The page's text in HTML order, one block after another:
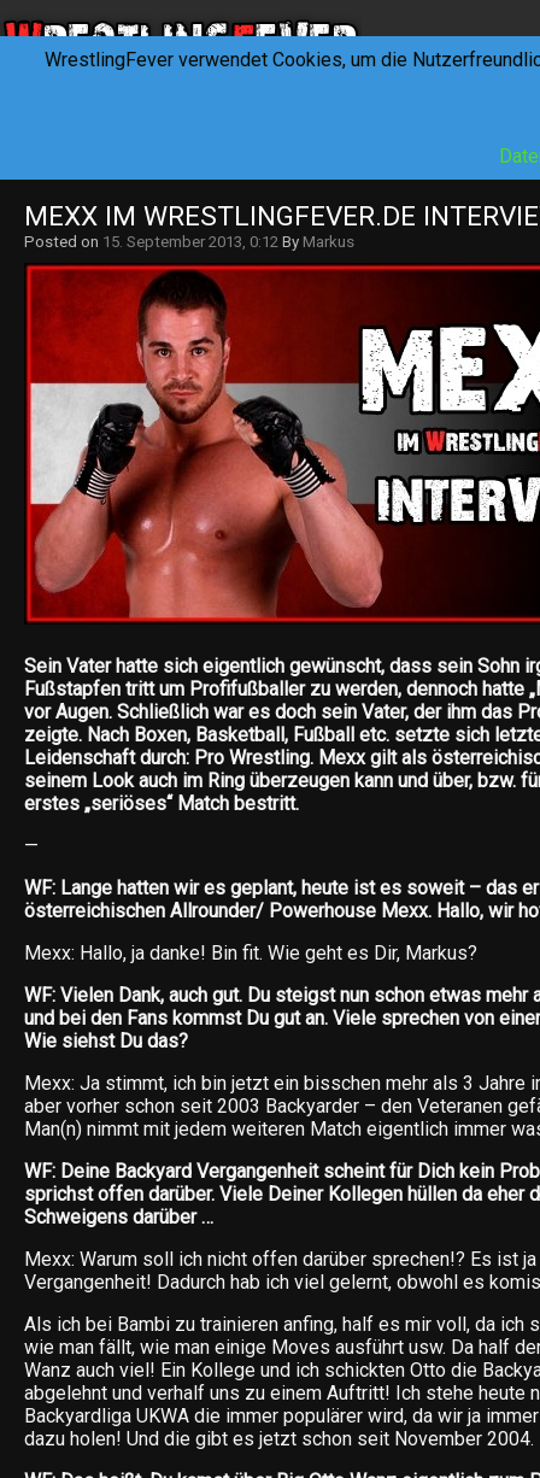
MEXX IM WRESTLINGFEVER.DE
Posted on 15. September 2013, 0:12 By Markus
Sein Vater hatte sich eigentlich gewünscht, dass sein Sohn
Fußstapfen tritt um Profifußballer zu werden, dennoch hatte
vor Augen. Schließlich war es doch sein Vater, der ihm das
zeigte. Nach Boxen, Basketball, Fußball etc. setzte sich
Leidenschaft durch: Pro Wrestling. Mexx gilt als
seinem Look auch im Ring überzeugen kann und über, bzw.
erstes „seriöses“ Match bestritt.
—
WF: Lange hatten wir es geplant, heute ist es soweit – das
österreichischen Allrounder/ Powerhouse Mexx. Hallo, wir
Mexx: Hallo, ja danke! Bin fit. Wie geht es Dir, Markus?
WF: Vielen Dank, auch gut. Du steigst nun schon etwas mehr
und bei den Fans kommst Du gut an. Viele sprechen von
Wie siehst Du das?
Mexx: Ja stimmt, ich bin jetzt ein bisschen mehr als 3 Jahre
aber vorher schon seit 2003 Backyarder – den Veteranen
Man(n) nimmt mit jedem weiteren Match eigentlich immer
WF: Deine Backyard Vergangenheit scheint für Dich kein
sprichst offen darüber. Viele Deiner Kollegen hüllen da eher
Schweigens darüber …
Mexx: Warum soll ich nicht offen darüber sprechen!? Es ist
Vergangenheit! Dadurch hab ich viel gelernt, obwohl es
Als ich bei Bambi zu trainieren anfing, half es mir voll, da ich
wie man fällt, wie man einige Moves ausführt usw. Da half
Wanz auch viel! Ein Kollege und ich schickten Otto die
abgelehnt und verhalf uns zu einem Auftritt! Ich stehe heute
Backyardliga UKWA die immer populärer wird, da wir ja
dazu holen! Und die gibt es jetzt schon seit November 2004.
WrestlingFever verwendet Cookies, um die